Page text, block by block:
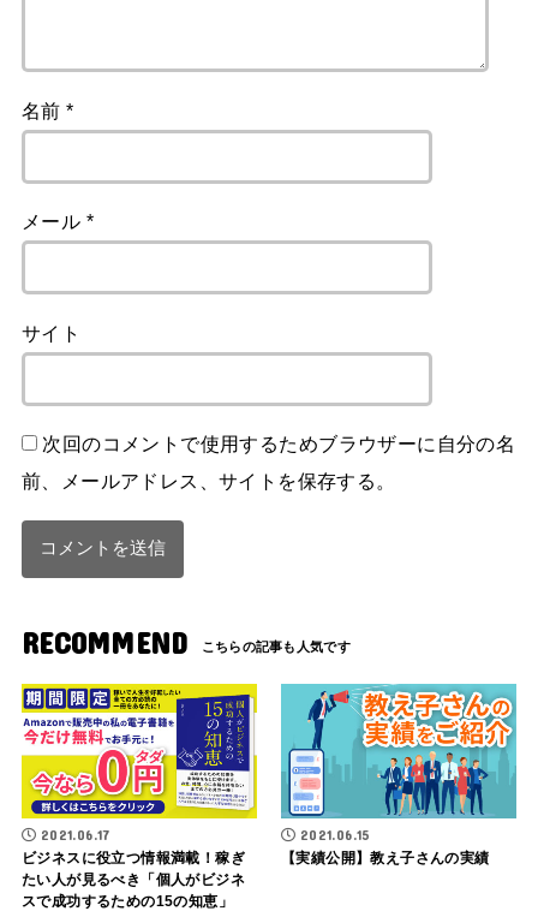
名前*
メール *
サイト
次回のコメントで使用するためブラウザーに自分の名
前、メールアドレス、サイトを保存する。
RECOMMEND
2021.06.17
ビジネスに役立つ情報満載！稼ぎ
たい人が見るべき「個人がビジネ
スで成功するための15の知恵」
2021.06.15
【実績公開】教え子さんの実績